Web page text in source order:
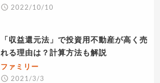
2022/10/10
「収益還元法」で投資用不動産が高く売
れる理由は？計算方法も解説
ファミリー
2021/3/3